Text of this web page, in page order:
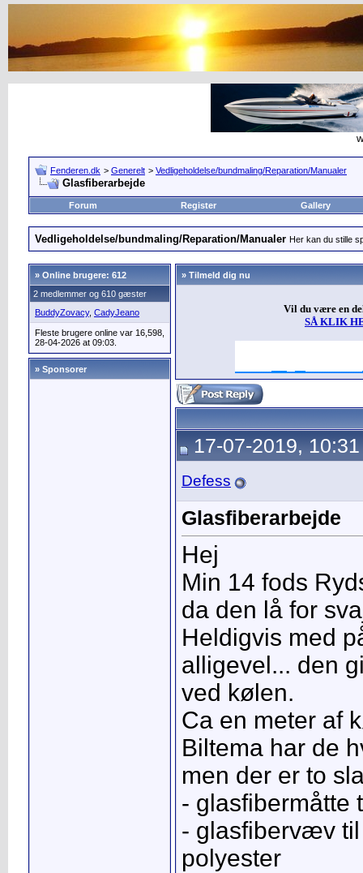
Fenderen.dk > Generelt > Vedligeholdelse/bundmaling/Reparation/Manualer
Glasfiberarbejde
Forum Register Gallery
Vedligeholdelse/bundmaling/Reparation/Manualer Her kan du stille
» Online brugere: 612
2 medlemmer og 610 gæster
BuddyZovacy, CadyJeano
Fleste brugere online var 16,598,
28-04-2026 at 09:03.
» Sponsorer
» Tilmeld dig nu
Vil du være en
SÅ KLIK
17-07-2019, 10:31
Defess
Glasfiberarbejde
Hej
Min 14 fods
da den lå for
Heldigvis med
alligevel... den
ved kølen.
Ca en meter af
Biltema har de
men der er to
- glasfibermåtte
- glasfibervæv
polyester